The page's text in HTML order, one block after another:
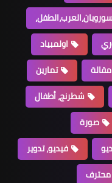
اولمبياد
تمارين
شطرنج، أطفال
صورة
فيديو، تدوير
محترف